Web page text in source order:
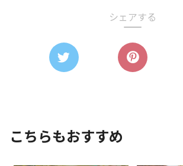
シェアする
こちらもおすすめ